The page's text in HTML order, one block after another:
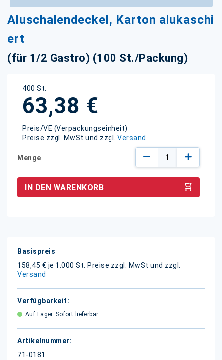
Aluschalendeckel, Karton alukaschi
ert
(für 1/2 Gastro) (100 St./Packung)
400 St.
63,38 €
Preis/VE (Verpackungseinheit)
Preise zzgl. MwSt und zzgl. Versand
Menge
IN DEN WARENKORB
Weitere
Informationen
158,45 € je 1.000 St.
Preise zzgl. MwSt und zzgl.
Versand
Auf Lager. Sofort lieferbar.
71-0181
Zum
Anfang
Bildgalerie
springen